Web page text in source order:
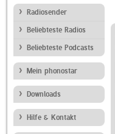
Radiosender
Beliebteste Radios
Beliebteste Podcasts
Mein phonostar
Downloads
Hilfe & Kontakt